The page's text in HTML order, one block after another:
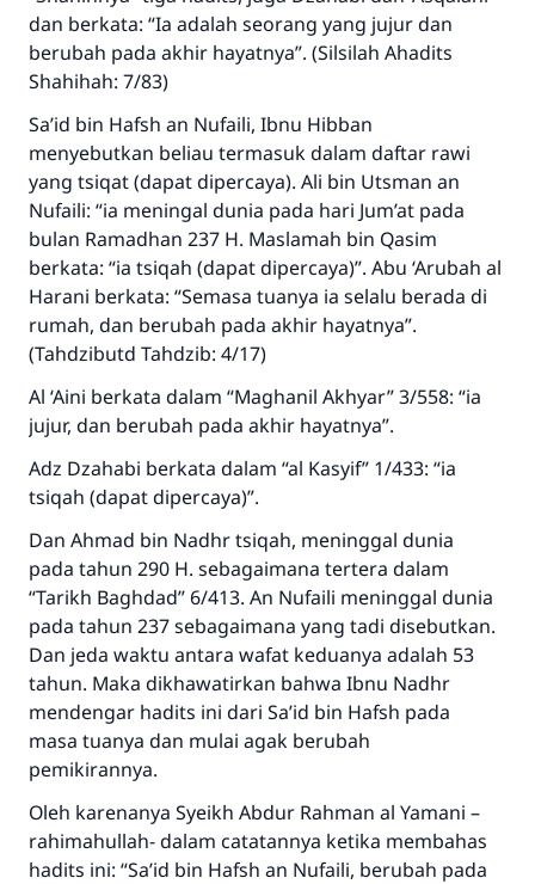
dan berkata: “Ia adalah seorang yang jujur dan
berubah pada akhir hayatnya”. (Silsilah Ahadits
Shahihah: 7/83)
Sa’id bin Hafsh an Nufaili, Ibnu Hibban
menyebutkan beliau termasuk dalam daftar rawi
yang tsiqat (dapat dipercaya). Ali bin Utsman an
Nufaili: “ia meningal dunia pada hari Jum’at pada
bulan Ramadhan 237 H. Maslamah bin Qasim
berkata: “ia tsiqah (dapat dipercaya)”. Abu ‘Arubah al
Harani berkata: “Semasa tuanya ia selalu berada di
rumah, dan berubah pada akhir hayatnya”.
(Tahdzibutd Tahdzib: 4/17)
Al ‘Aini berkata dalam “Maghanil Akhyar” 3/558: “ia
jujur, dan berubah pada akhir hayatnya”.
Adz Dzahabi berkata dalam “al Kasyif” 1/433: “ia
tsiqah (dapat dipercaya)”.
Dan Ahmad bin Nadhr tsiqah, meninggal dunia
pada tahun 290 H. sebagaimana tertera dalam
“Tarikh Baghdad” 6/413. An Nufaili meninggal dunia
pada tahun 237 sebagaimana yang tadi disebutkan.
Dan jeda waktu antara wafat keduanya adalah 53
tahun. Maka dikhawatirkan bahwa Ibnu Nadhr
mendengar hadits ini dari Sa’id bin Hafsh pada
masa tuanya dan mulai agak berubah
pemikirannya.
Oleh karenanya Syeikh Abdur Rahman al Yamani –
rahimahullah- dalam catatannya ketika membahas
hadits ini: “Sa’id bin Hafsh an Nufaili, berubah pada
Bantu kami dalam memberikan jawaban untuk umat
Rasulullah ﷺ bersabda
"Siapa yang menunjukkan suatu kebaikan,
meka dia akan mendapatkan pahala yang
sama dengan orang yang melakukannya"
MUSLIM, 1893
Saham